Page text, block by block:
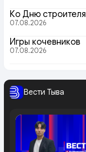
Ко Дню строителя
07.08.2026
Игры кочевников
07.08.2026
Вести Тыва